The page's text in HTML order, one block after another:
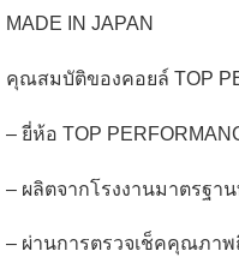
MADE IN JAPAN
คุณสมบัติของคอยล์ TOP
– ยี่ห้อ TOP
– ผลิตจากโรงงานมาตรฐา
– ผ่านการตรวจเช็คคุณภาพ